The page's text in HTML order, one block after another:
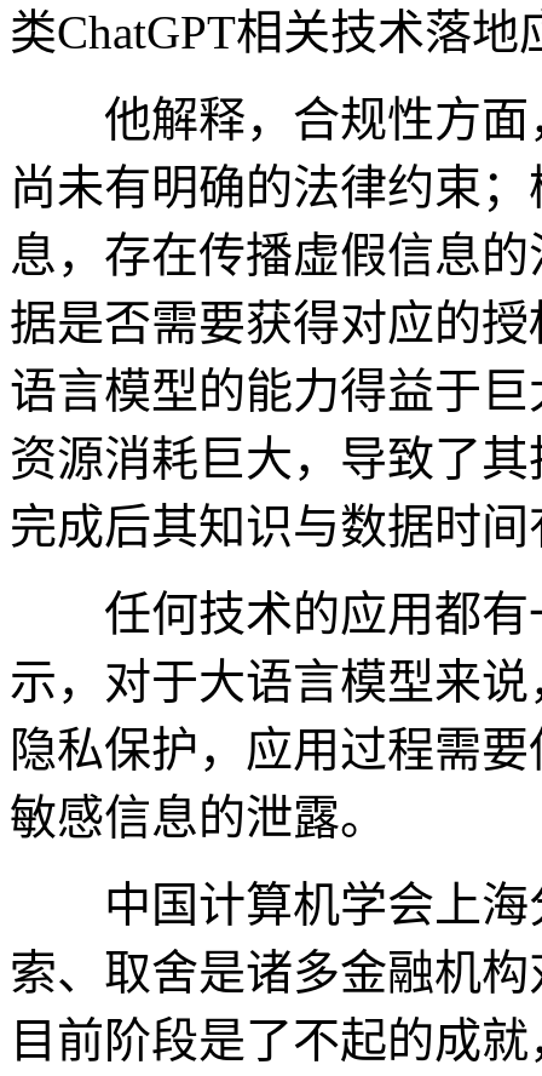
类ChatGPT相关技术落
他解释，合规性方面
尚未有明确的法律约束
息，存在传播虚假信息
据是否需要获得对应的
语言模型的能力得益于
资源消耗巨大，导致了
完成后其知识与数据时
任何技术的应用都有
示，对于大语言模型来
隐私保护，应用过程需
敏感信息的泄露。
中国计算机学会上海
索、取舍是诸多金融机
目前阶段是了不起的成